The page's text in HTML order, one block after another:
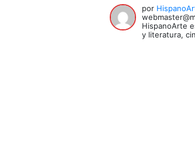
por
HispanoArte
y literatura,